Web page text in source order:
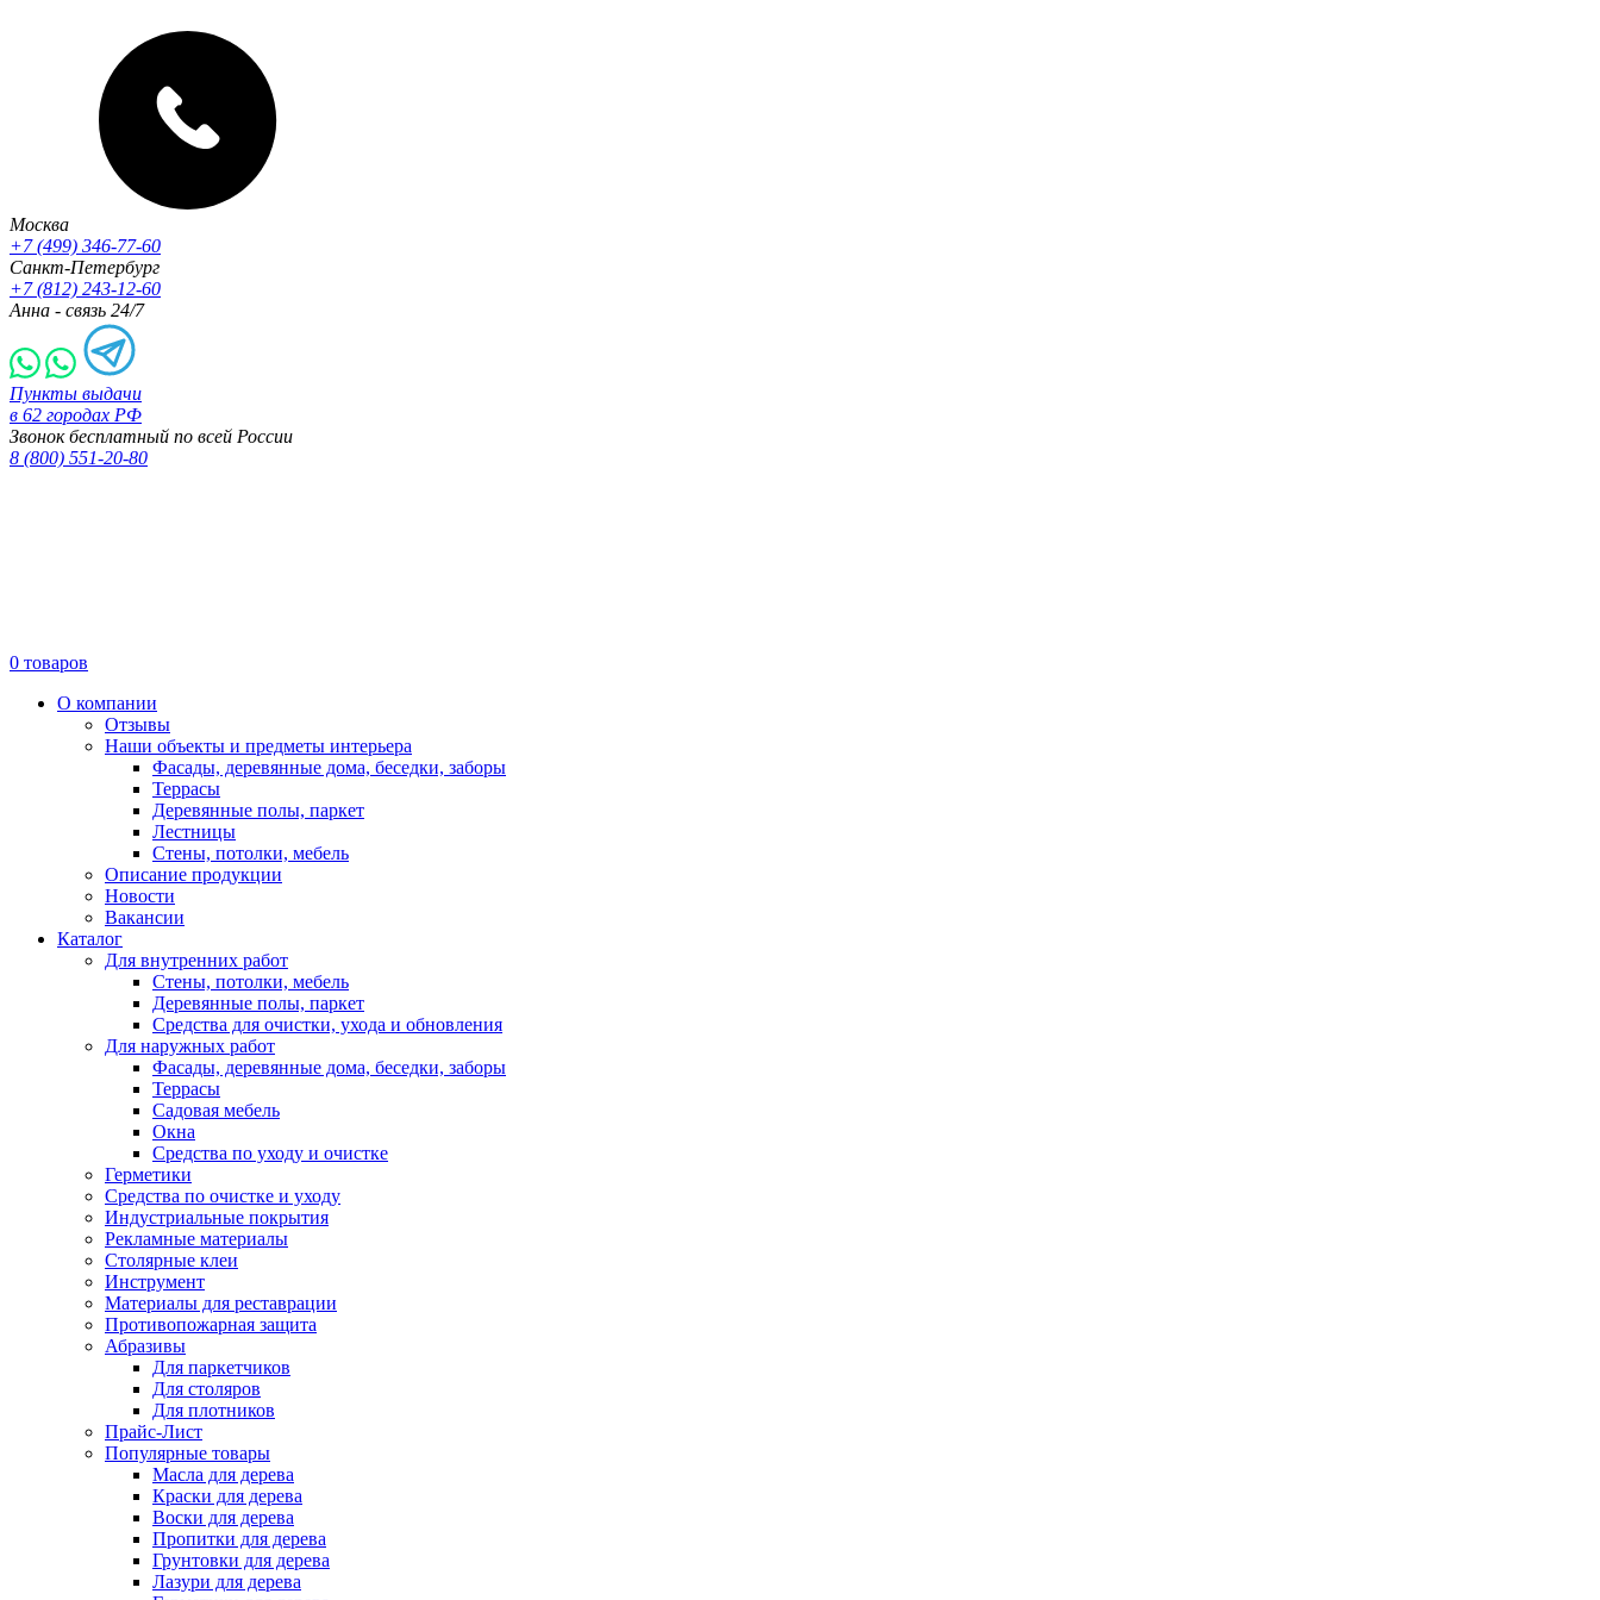
Москва
+7 (499) 346-77-60
Санкт-Петербург
+7 (812) 243-12-60
Анна - связь 24/7
Пункты выдачи
в 62 городах РФ
Звонок бесплатный по всей России
8 (800) 551-20-80
0 товаров
О компании
Отзывы
Наши объекты и предметы интерьера
Фасады, деревянные дома, беседки, заборы
Террасы
Деревянные полы, паркет
Лестницы
Стены, потолки, мебель
Описание продукции
Новости
Вакансии
Каталог
Для внутренних работ
Стены, потолки, мебель
Деревянные полы, паркет
Средства для очистки, ухода и обновления
Для наружных работ
Фасады, деревянные дома, беседки, заборы
Террасы
Садовая мебель
Окна
Средства по уходу и очистке
Герметики
Средства по очистке и уходу
Индустриальные покрытия
Рекламные материалы
Столярные клеи
Инструмент
Материалы для реставрации
Противопожарная защита
Абразивы
Для паркетчиков
Для столяров
Для плотников
Прайс-Лист
Популярные товары
Масла для дерева
Краски для дерева
Воски для дерева
Пропитки для дерева
Грунтовки для дерева
Лазури для дерева